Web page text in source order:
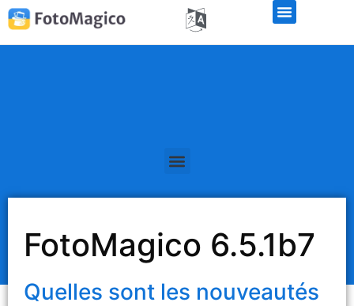
FotoMagico 6.5.1b7
Quelles sont les nouveautés